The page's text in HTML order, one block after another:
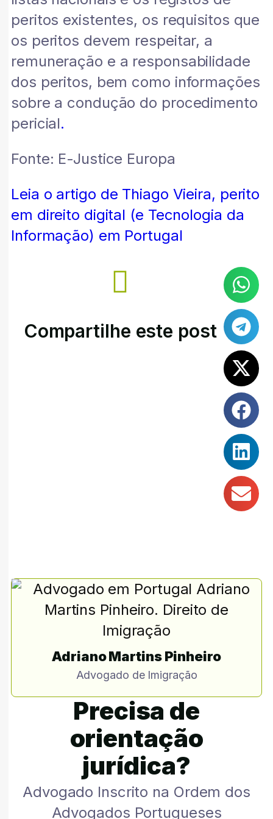
peritos existentes, os requisitos que
os peritos devem respeitar, a
remuneração e a responsabilidade
dos peritos, bem como informações
sobre a condução do procedimento
pericial.
Fonte: E-Justice Europa
Leia o artigo de Thiago Vieira, perito
em direito digital (e Tecnologia da
Informação) em Portugal
Compartilhe este post
Adriano Martins Pinheiro
Advogado de Imigração
Precisa de
orientação
jurídica?
Advogado Inscrito na Ordem dos
Advogados Portugueses